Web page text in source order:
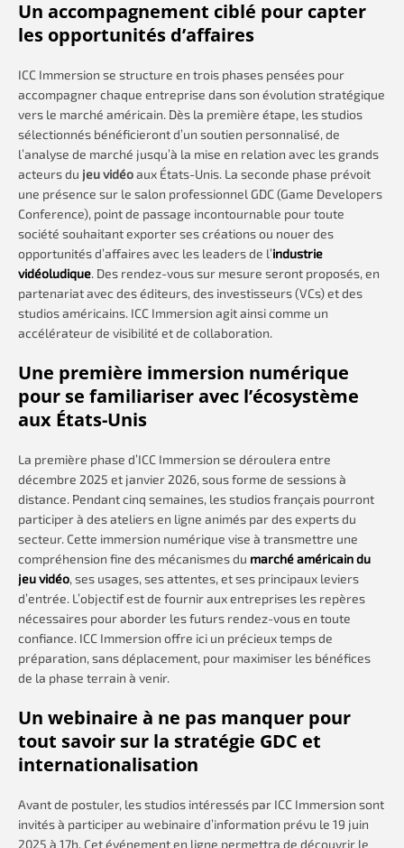
Un accompagnement ciblé pour capter
les opportunités d’affaires
ICC Immersion se structure en trois phases pensées pour
accompagner chaque entreprise dans son évolution stratégique
vers le marché américain. Dès la première étape, les studios
sélectionnés bénéficieront d’un soutien personnalisé, de
l’analyse de marché jusqu’à la mise en relation avec les grands
acteurs du jeu vidéoaux États-Unis. La seconde phase prévoit
une présence sur le salon professionnel GDC (Game Developers
Conference), point de passage incontournable pour toute
société souhaitant exporter ses créations ou nouer des
opportunités d’affaires avec les leaders de l’industrie
vidéoludique. Des rendez-vous sur mesure seront proposés, en
partenariat avec des éditeurs, des investisseurs (VCs) et des
studios américains. ICC Immersion agit ainsi comme un
accélérateur de visibilité et de collaboration.
Une première immersion numérique
pour se familiariser avec l’écosystème
aux États-Unis
La première phase d’ICC Immersion se déroulera entre
décembre 2025 et janvier 2026, sous forme de sessions à
distance. Pendant cinq semaines, les studios français pourront
participer à des ateliers en ligne animés par des experts du
secteur. Cette immersion numérique vise à transmettre une
compréhension fine des mécanismes du marché américain du
jeu vidéo, ses usages, ses attentes, et ses principaux leviers
d’entrée. L’objectif est de fournir aux entreprises les repères
nécessaires pour aborder les futurs rendez-vous en toute
confiance. ICC Immersion offre ici un précieux temps de
préparation, sans déplacement, pour maximiser les bénéfices
de la phase terrain à venir.
Un webinaire à ne pas manquer pour
tout savoir sur la stratégie GDC et
internationalisation
Avant de postuler, les studios intéressés par ICC Immersion sont
invités à participer au webinaire d’information prévu le 19 juin
2025 à 17h. Cet événement en ligne permettra de découvrir le